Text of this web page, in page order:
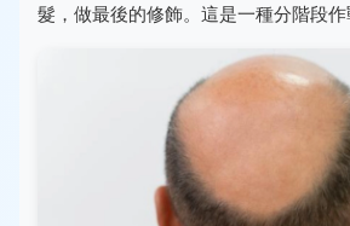
髮，做最後的修飾。這是一種分階段作